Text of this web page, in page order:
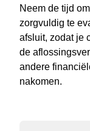
Neem de tijd
zorgvuldig te
afsluit, zodat je
de
andere
nakomen.